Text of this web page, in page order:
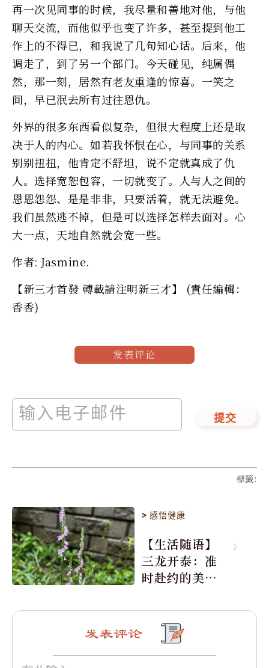
再一次见同事的时候，我尽量和善地对他，与他
聊天交流，而他似乎也变了许多，甚至提到他工
作上的不得已，和我说了几句知心话。后来，他
调走了，到了另一个部门。今天碰见，纯属偶
然，那一刻，居然有老友重逢的惊喜。一笑之
间，早已泯去所有过往恩仇。
外界的很多东西看似复杂，但很大程度上还是取
决于人的内心。如若我怀恨在心，与同事的关系
别别扭扭，他肯定不舒坦，说不定就真成了仇
人。选择宽恕包容，一切就变了。人与人之间的
恩恩怨怨、是是非非，只要活着，就无法避免。
我们虽然逃不掉，但是可以选择怎样去面对。心
大一点，天地自然就会宽一些。
作者: Jasmine.
【新三才首發 轉載請注明新三才】 (責任編輯：
香香)
发表评论
提交
標籤:
>感悟健康
【生活随语】
三龙开泰：准
时赴约的美丽
发表评论